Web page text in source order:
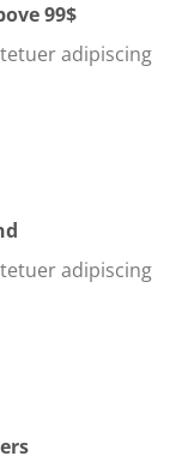
99$
adipiscing
adipiscing